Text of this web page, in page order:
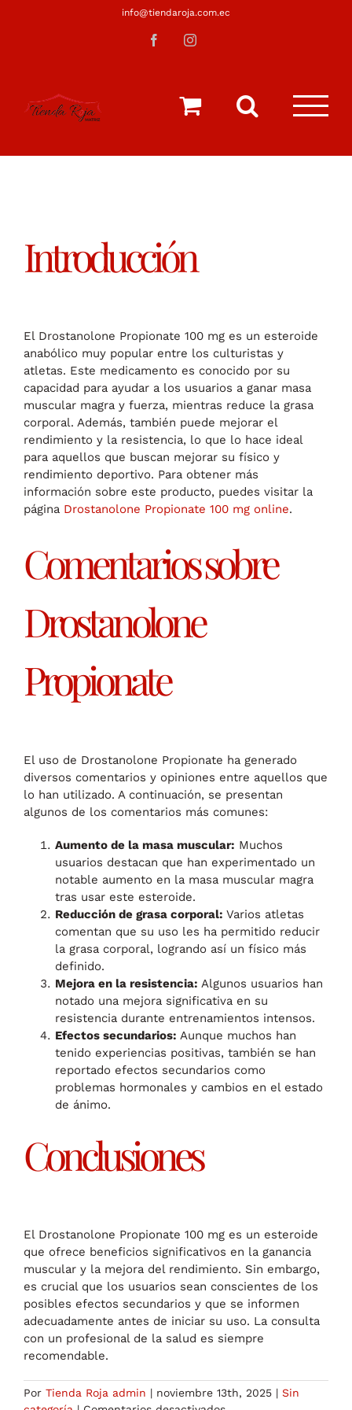
info@tiendaroja.com.ec
FacebookInstagram
Introducción
El Drostanolone Propionate 100 mg es un esteroide
anabólico muy popular entre los culturistas y
atletas. Este medicamento es conocido por su
capacidad para ayudar a los usuarios a ganar masa
muscular magra y fuerza, mientras reduce la grasa
corporal. Además, también puede mejorar el
rendimiento y la resistencia, lo que lo hace ideal
para aquellos que buscan mejorar su físico y
rendimiento deportivo. Para obtener más
información sobre este producto, puedes visitar la
página Drostanolone Propionate 100 mg online.
Comentarios sobre
Drostanolone
Propionate
El uso de Drostanolone Propionate ha generado
diversos comentarios y opiniones entre aquellos que
lo han utilizado. A continuación, se presentan
algunos de los comentarios más comunes:
Aumento de la masa muscular: Muchos
usuarios destacan que han experimentado un
notable aumento en la masa muscular magra
tras usar este esteroide.
Reducción de grasa corporal: Varios atletas
comentan que su uso les ha permitido reducir
la grasa corporal, logrando así un físico más
definido.
Mejora en la resistencia: Algunos usuarios han
notado una mejora significativa en su
resistencia durante entrenamientos intensos.
Efectos secundarios: Aunque muchos han
tenido experiencias positivas, también se han
reportado efectos secundarios como
problemas hormonales y cambios en el estado
de ánimo.
Conclusiones
El Drostanolone Propionate 100 mg es un esteroide
que ofrece beneficios significativos en la ganancia
muscular y la mejora del rendimiento. Sin embargo,
es crucial que los usuarios sean conscientes de los
posibles efectos secundarios y que se informen
adecuadamente antes de iniciar su uso. La consulta
con un profesional de la salud es siempre
recomendable.
Por Tienda Roja admin | noviembre 13th, 2025 | Sin